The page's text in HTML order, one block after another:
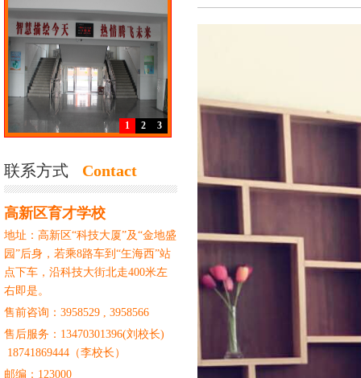
1 2 3
联系方式 Contact
高新区育才学校
地址：高新区“科技大厦”及“金地盛
园”后身，若乘8路车到“玍海西”站
点下车，沿科技大街北走400米左
右即是。
售前咨询：3958529 , 3958566
售后服务： 13470301396(刘校长)
18741869444（李校长）
邮编：123000